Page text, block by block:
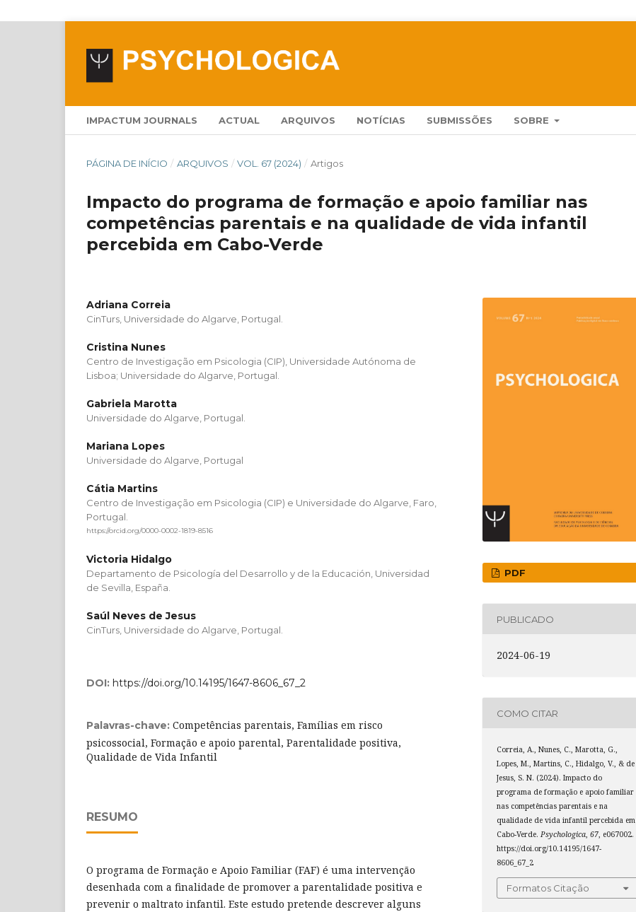
IMPACTUM JOURNALS ACTUAL ARQUIVOS NOTÍCIAS SUBMISSÕES SOBRE
PÁGINA DE INÍCIO / ARQUIVOS / VOL. 67 (2024) / Artigos
Impacto do programa de formação e apoio familiar nas
competências parentais e na qualidade de vida infantil
percebida em Cabo-Verde
Adriana Correia
CinTurs, Universidade do Algarve, Portugal.
Cristina Nunes
Centro de Investigação em Psicologia (CIP), Universidade Autónoma de
Lisboa; Universidade do Algarve, Portugal.
Gabriela Marotta
Universidade do Algarve, Portugal.
Mariana Lopes
Universidade do Algarve, Portugal
Cátia Martins
Centro de Investigação em Psicologia (CIP) e Universidade do Algarve, Faro,
Portugal.
https://orcid.org/0000-0002-1819-8516
Victoria Hidalgo
Departamento de Psicología del Desarrollo y de la Educación, Universidad
de Sevilla, España.
Saúl Neves de Jesus
CinTurs, Universidade do Algarve, Portugal.
DOI: https://doi.org/10.14195/1647-8606_67_2
Palavras-chave: Competências parentais, Famílias em risco
psicossocial, Formação e apoio parental, Parentalidade positiva,
Qualidade de Vida Infantil
RESUMO
O programa de Formação e Apoio Familiar (FAF) é uma intervenção
desenhada com a finalidade de promover a parentalidade positiva e
prevenir o maltrato infantil. Este estudo pretende descrever alguns
PDF
PUBLICADO
2024-06-19
COMO CITAR
Correia, A., Nunes, C., Marotta, G.,
Lopes, M., Martins, C., Hidalgo, V., & de
Jesus, S. N. (2024). Impacto do
programa de formação e apoio familiar
nas competências parentais e na
qualidade de vida infantil percebida em
Cabo-Verde.Psychologica,67, e067002.
https://doi.org/10.14195/1647-
8606_67_2
Formatos Citação